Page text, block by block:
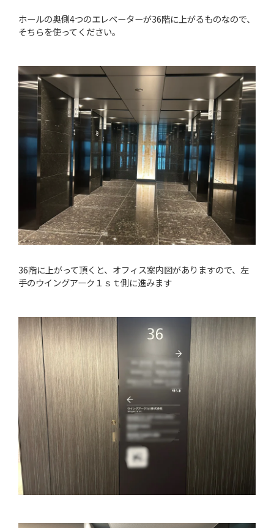
ホールの奥側4つのエレベーターが36階に上がるものなので、
そちらを使ってください。
36階に上がって頂くと、オフィス案内図がありますので、左
手のウイングアーク１ｓｔ側に進みます